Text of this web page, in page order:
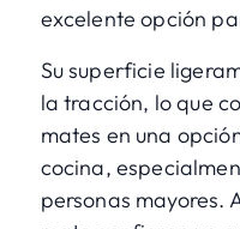
excelente opción
Su superficie
la tracción, lo que
mates en una
cocina,
personas mayores.